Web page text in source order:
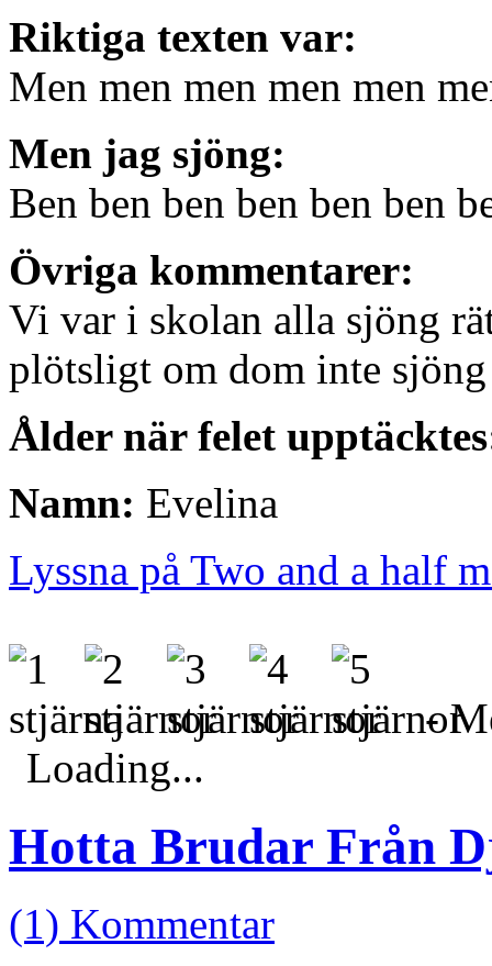
Riktiga texten var:
Men men men men men
Men jag sjöng:
Ben ben ben ben ben ben
Övriga kommentarer:
Vi var i skolan alla sjöng
plötsligt om dom inte
Ålder när felet
Namn: Evelina
Lyssna på Two and a half
-
Loading...
Hotta Brudar Från
(1) Kommentar